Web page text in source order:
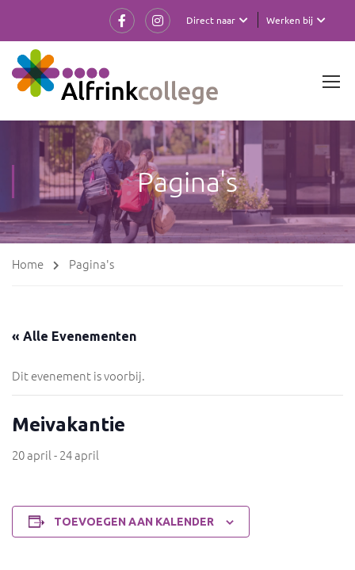
Werken bij
Direct naar
Pagina's
Home Pagina's
« Alle Evenementen
Dit evenement is voorbij.
Meivakantie
20 april-24 april
TOEVOEGEN AAN KALENDER